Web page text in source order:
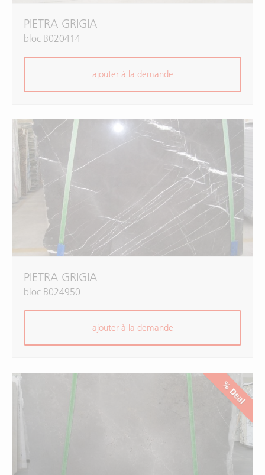
PIETRA GRIGIA
bloc B020414
ajouter à la demande
PIETRA GRIGIA
bloc B024950
ajouter à la demande
% Deal